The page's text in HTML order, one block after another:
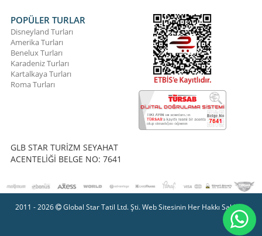
POPÜLER TURLAR
Disneyland Turları
Amerika Turları
Benelux Turları
Karadeniz Turları
Kartalkaya Turları
Roma Turları
GLB STAR TURİZM SEYAHAT
ACENTELİĞİ BELGE NO: 7641
2011 - 2026 Global Star Tatil Ltd. Şti. Web Sitesinin Her Hakkı Saklıdır.